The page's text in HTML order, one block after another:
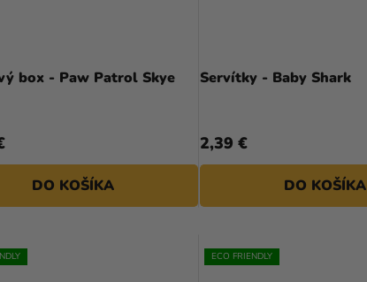
Balónový box - Paw Patrol Skye
hodnotenie
5
hviezdičiek.
DO KOŠÍKA
Servítky - Baby Shark
2,39 €
DO KOŠÍKA
ECO FRIENDLY